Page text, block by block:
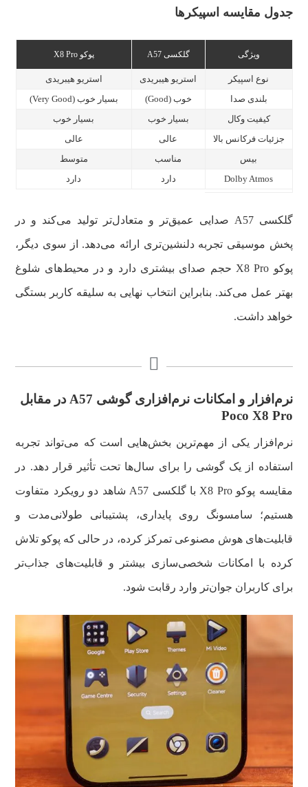
جدول مقایسه اسپیکرها
ویژگی گلکسی A57 پوکو X8 Pro
نوع اسپیکر استریو هیبریدی
استریو هیبریدی
بلندی صدا
خوب (Good)
بسیار خوب (Very Good)
کیفیت وکال
بسیار خوب
بسیار خوب
جزئیات فرکانس بالا
عالی
عالی
بیس
مناسب
متوسط
Dolby Atmos
دارد دارد
گلکسی A57 صدایی عمیق‌تر و متعادل‌تر تولید می‌کند و در
پخش موسیقی تجربه دلنشین‌تری ارائه می‌دهد. از سوی دیگر،
پوکو X8 Pro حجم صدای بیشتری دارد و در محیط‌های شلوغ
بهتر عمل می‌کند. بنابراین انتخاب نهایی به سلیقه کاربر بستگی
خواهد داشت.
نرم‌افزار و امکانات نرم‌افزاری گوشی A57 در مقابل
Poco X8 Pro
نرم‌افزار یکی از مهم‌ترین بخش‌هایی است که می‌تواند تجربه
استفاده از یک گوشی را برای سال‌ها تحت تأثیر قرار دهد. در
مقایسه پوکو X8 Pro با گلکسی A57 شاهد دو رویکرد متفاوت
هستیم؛ سامسونگ روی پایداری، پشتیبانی طولانی‌مدت و
قابلیت‌های هوش مصنوعی تمرکز کرده، در حالی که پوکو تلاش
کرده با امکانات شخصی‌سازی بیشتر و قابلیت‌های جذاب‌تر
برای کاربران جوان‌تر وارد رقابت شود.